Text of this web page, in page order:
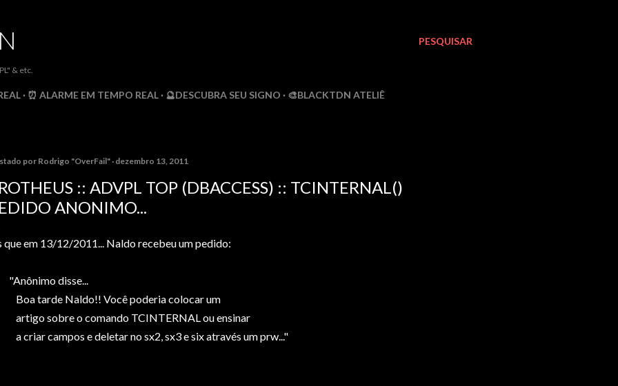
PESQUISAR
& etc.
⏰ ALARME EM TEMPO REAL 🔮DESCUBRA SEU SIGNO 🎨BLACKTDN ATELIÊ
por Rodrigo "OverFail" dezembro 13, 2011
:: ADVPL TOP (DBACCESS) :: TCINTERNAL()
ANONIMO...
que em 13/12/2011... Naldo recebeu um pedido:
disse...
Boa tarde Naldo!! Você poderia colocar um
artigo sobre o comando TCINTERNAL ou ensinar
a criar campos e deletar no sx2, sx3 e six através um prw..."